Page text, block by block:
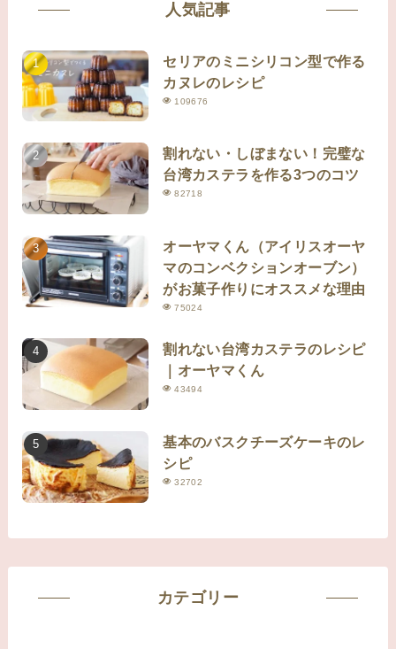
人気記事
セリアのミニシリコン型で作る
カヌレのレシピ
109676
割れない・しぼまない！完璧な
台湾カステラを作る3つのコツ
82718
オーヤマくん（アイリスオーヤ
マのコンベクションオーブン）
がお菓子作りにオススメな理由
75024
割れない台湾カステラのレシピ
｜オーヤマくん
43494
基本のバスクチーズケーキのレ
シピ
32702
カテゴリー